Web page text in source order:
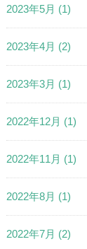
2023年5月 (1)
2023年4月 (2)
2023年3月 (1)
2022年12月 (1)
2022年11月 (1)
2022年8月 (1)
2022年7月 (2)